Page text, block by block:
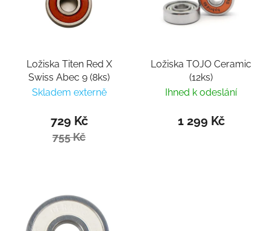
Ložiska Titen Red X
Swiss Abec 9 (8ks)
Skladem externě
729 Kč
755 Kč
Ložiska TOJO Ceramic
(12ks)
Ihned k odeslání
1 299 Kč